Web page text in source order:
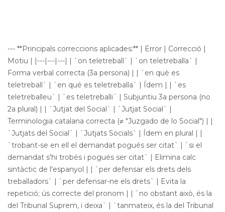
--- **Principals correccions aplicades:** | Error | Correcció |
Motiu | |---|---|---| | `on teletreball` | `on teletreballa` |
Forma verbal correcta (3a persona) | | `en què es
teletreball` | `en què es teletreballa` | Ídem | | `es
teletreballeu` | `es teletreballi` | Subjuntiu 3a persona (no
2a plural) | | `Jutjat del Social` | `Jutjat Social` |
Terminologia catalana correcta (≠ "Juzgado de lo Social") | |
`Jutjats del Social` | `Jutjats Socials` | Ídem en plural | |
`trobant-se en ell el demandat pogués ser citat` | `si el
demandat s'hi trobés i pogués ser citat` | Elimina calc
sintàctic de l'espanyol | | `per defensar els drets dels
treballadors` | `per defensar-ne els drets` | Evita la
repetició; ús correcte del pronom | | `no obstant això, és la
del Tribunal Suprem, i deixa` | `tanmateix, és la del Tribunal